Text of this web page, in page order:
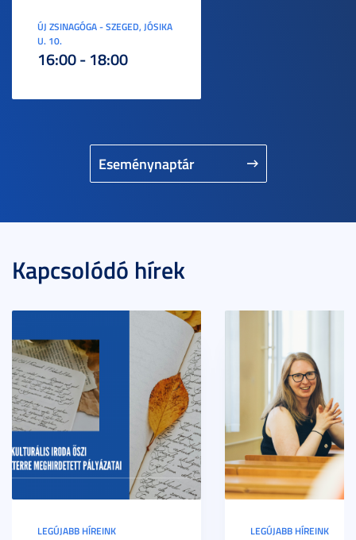
Eseménynaptár
ÚJ ZSINAGÓGA - SZEGED, JÓSIKA
U. 10.
16:00 - 18:00
Kapcsolódó hírek
LEGÚJABB HÍREINK LEGÚJABB HÍREINK